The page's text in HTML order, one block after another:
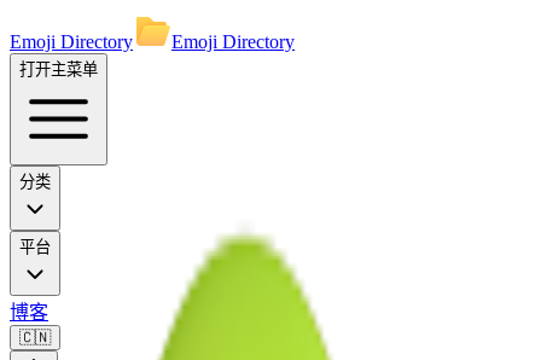
Emoji Directory Emoji Directory
打开主菜单
分类
平台
博客
🇨🇳